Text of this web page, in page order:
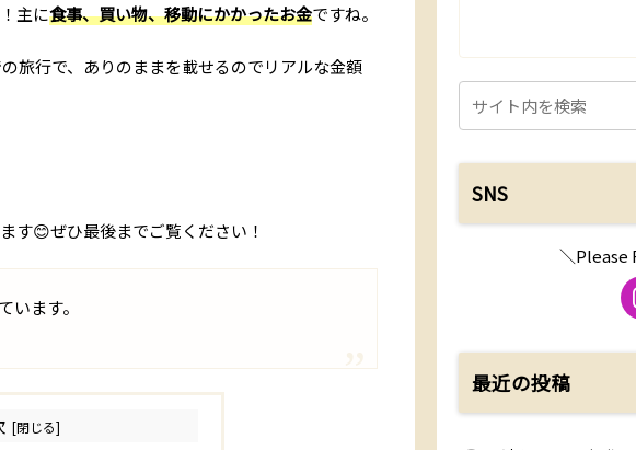
主に食事、買い物、移動にかかったお金ですね。
旅行で、ありのままを載せるのでリアルな金額
す😊ぜひ最後までご覧ください！
います。
SNS
＼Please
最近の投稿